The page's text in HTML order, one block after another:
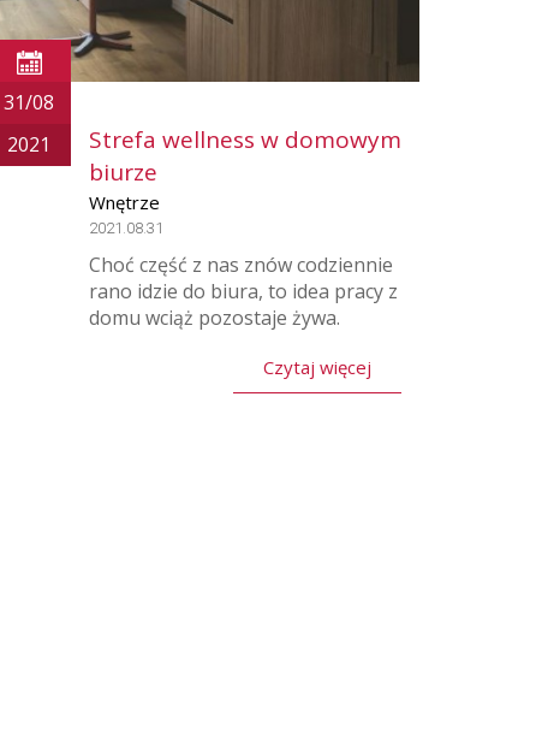
31/08
2021
Strefa wellness w domowym
biurze
Wnętrze
2021.08.31
Choć część z nas znów codziennie
rano idzie do biura, to idea pracy z
domu wciąż pozostaje żywa.
Czytaj więcej